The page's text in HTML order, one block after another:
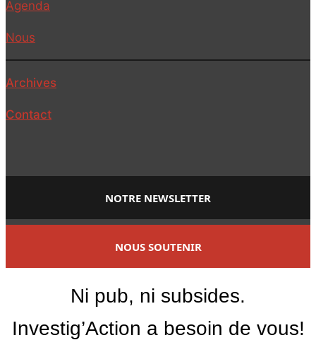
Agenda
Nous
Archives
Contact
NOTRE NEWSLETTER
NOUS SOUTENIR
Ni pub, ni subsides.
Investig’Action a besoin de vous!